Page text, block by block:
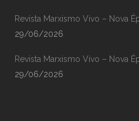
Revista Marxismo Vivo – Nova
29/06/2026
Revista Marxismo Vivo – Nova
29/06/2026